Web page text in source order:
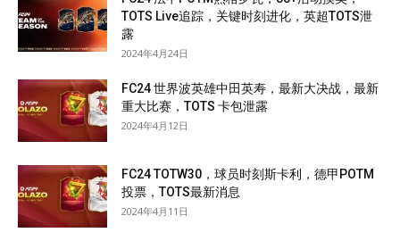
TOTS Live追踪，关键时刻进化，英超TOTS泄
露
2024年4月24日
FC24 世界波英雄中田英寿，最新大决战，最新
重大比赛，TOTS 卡包泄露
2024年4月12日
FC24 TOTW30，球员时刻斯卡利，德甲POTM
投票，TOTS最新消息
2024年4月11日